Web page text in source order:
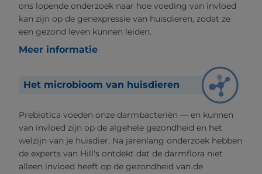
ons lopende onderzoek naar hoe voeding van invloed
kan zijn op de genexpressie van huisdieren, zodat ze
een gezond leven kunnen leiden.
Meer informatie
Het microbioom van huisdieren
Prebiotica voeden onze darmbacteriën — en kunnen
van invloed zijn op de algehele gezondheid en het
welzijn van je huisdier. Na jarenlang onderzoek hebben
de experts van Hill's ontdekt dat de darmflora niet
alleen invloed heeft op de gezondheid van de